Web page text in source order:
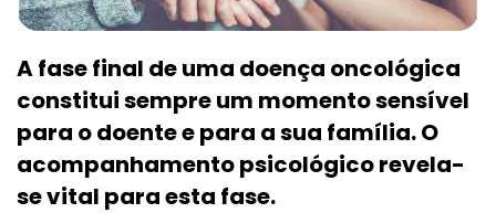
A fase final de uma doença oncológica
constitui sempre um momento sensível
para o doente e para a sua família. O
acompanhamento psicológico revela-
se vital para esta fase.